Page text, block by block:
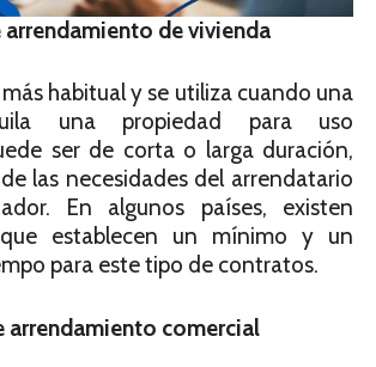
arrendamiento de vivienda
habitual y se utiliza cuando una
una propiedad para uso
ser de corta o larga duración,
las necesidades del arrendatario
En algunos países, existen
que establecen un mínimo y un
para este tipo de contratos.
arrendamiento comercial